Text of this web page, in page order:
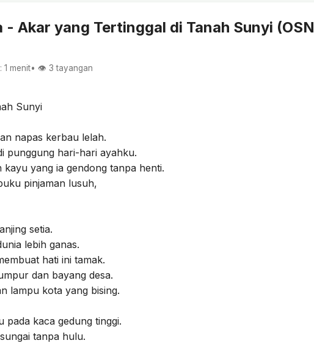
- Akar yang Tertinggal di Tanah Sunyi (OSN
1 menit• 👁️ 3 tayangan
Sunyi
napas kerbau lelah.
punggung hari-hari ayahku.
yang ia gendong tanpa henti.
pinjaman lusuh,
setia.
lebih ganas.
hati ini tamak.
dan bayang desa.
lampu kota yang bising.
pada kaca gedung tinggi.
tanpa hulu.